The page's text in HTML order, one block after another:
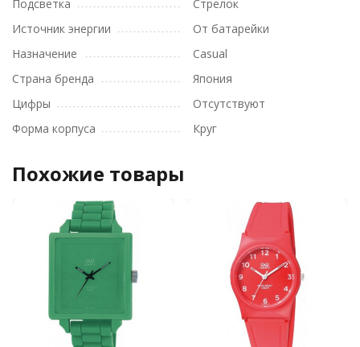
Подсветка
Стрелок
Источник энергии
От батарейки
Назначение
Casual
Страна бренда
Япония
Цифры
Отсутствуют
Форма корпуса
Круг
Похожие товары